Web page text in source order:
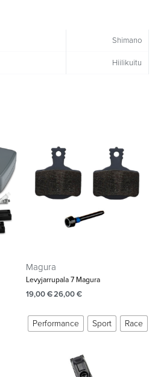
Shimano
Hiilikuitu
Magura
Levyjarrupala 7 Magura
19,00€26,00€
Performance Sport Race